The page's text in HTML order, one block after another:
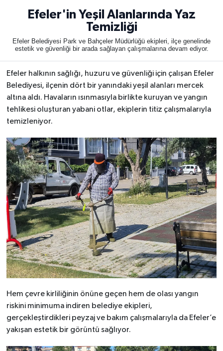
Efeler'in Yeşil Alanlarında Yaz
Temizliği
Efeler Belediyesi Park ve Bahçeler Müdürlüğü ekipleri, ilçe genelinde
estetik ve güvenliği bir arada sağlayan çalışmalarına devam ediyor.
Efeler halkının sağlığı, huzuru ve güvenliği için çalışan Efeler
Belediyesi, ilçenin dört bir yanındaki yeşil alanları mercek
altına aldı. Havaların ısınmasıyla birlikte kuruyan ve yangın
tehlikesi oluşturan yabani otlar, ekiplerin titiz çalışmalarıyla
temizleniyor.
Hem çevre kirliliğinin önüne geçen hem de olası yangın
riskini minimuma indiren belediye ekipleri,
gerçekleştirdikleri peyzaj ve bakım çalışmalarıyla da Efeler’e
yakışan estetik bir görüntü sağlıyor.